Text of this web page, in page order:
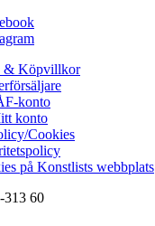
& Köpvillkor
konto
konto
Cookies
på Konstlists webbplats
313 60